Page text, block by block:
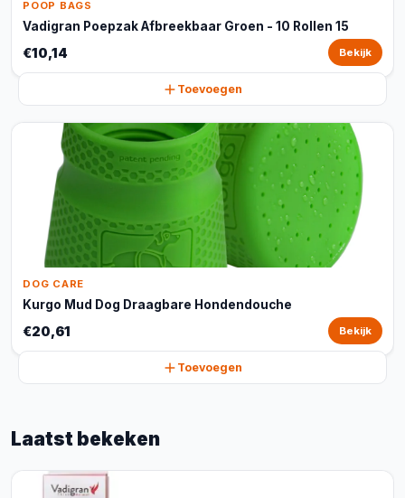
POOP BAGS
Vadigran Poepzak Afbreekbaar Groen - 10 Rollen 15
€10,14 Bekijk
Toevoegen
DOG CARE
Kurgo Mud Dog Draagbare Hondendouche
€20,61 Bekijk
Toevoegen
Laatst bekeken